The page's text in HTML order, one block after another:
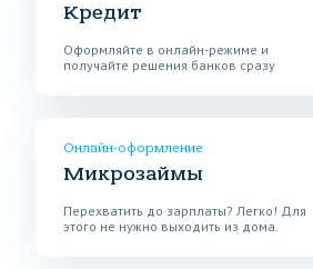
Кредит
Оформляйте в онлайн-режиме и
получайте решения банков сразу
Онлайн-оформление
Микрозаймы
Перехватить до зарплаты? Легко! Для
этого не нужно выходить из дома.